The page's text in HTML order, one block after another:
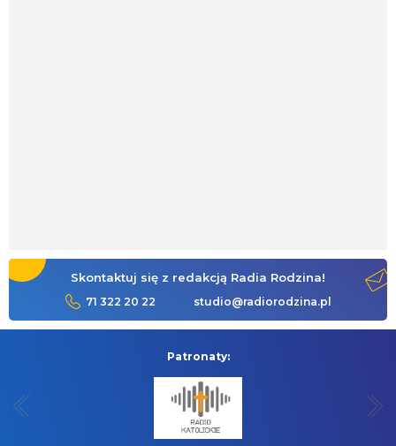
Skontaktuj się z redakcją Radia Rodzina!
71 322 20 22 studio@radiorodzina.pl
Patronaty: